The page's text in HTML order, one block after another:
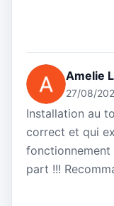
Amelie
27/08/
Installation au
correct et qui
fonctionnement
part !!!